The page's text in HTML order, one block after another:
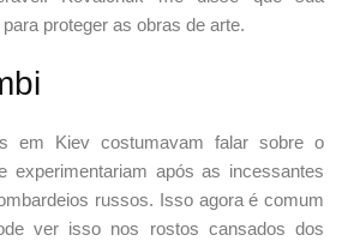
proteger as obras de arte.
em Kiev costumavam falar sobre o
experimentariam após as incessantes
russos. Isso agora é comum
ver isso nos rostos cansados ​​dos